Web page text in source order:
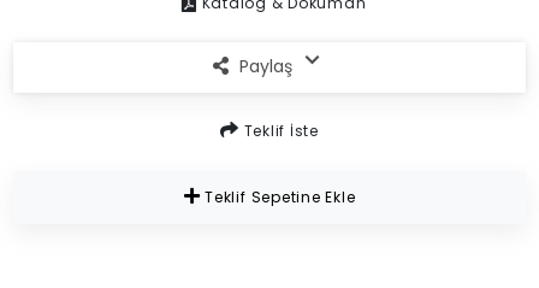
Paylaş
Teklif İste
Teklif Sepetine Ekle